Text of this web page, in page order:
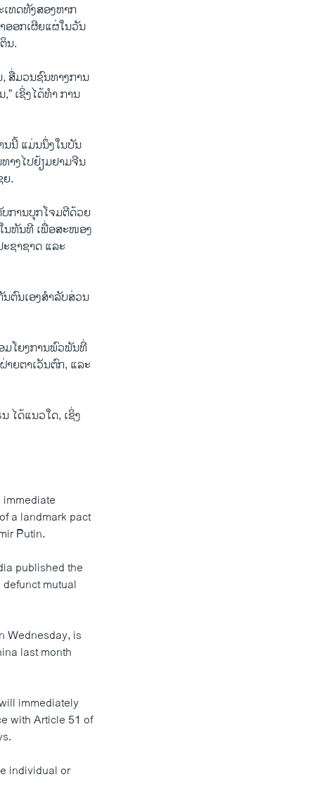
ທດທັງສອງຫາກ
ອອກເຜີຍແຜ່ໃນວັນ
ນ.
ສື່​ມວນ​ຊົນທາງການ​
ເຊິ່ງ​ໄດ້ທໍາ ການ​
ນ​ນີ້ ແມ່ນ​ນຶ່ງ​ໃນ​ບັນ​
າງໄປ​ຢ້ຽມ​ຢາມ​ຈີນ​
.
ການ​ບຸກ​ໂຈມ​ຕີ​ດ້ວຍ​
ນ​ທັນທີ​ ເພື່ອ​ສະໜອງ​
ຊາ​ຊາດ ​ແລະ​
ຕົນ​ເອງສໍາລັບ​ສ່ວນ​
ມ​ໂຍງ​ການພົວພັນທີ່
າຍ​ຕາ​ເວັນ​ຕົກ, ແລະ
ໄດ້ແນວ​ໃດ, ​ເຊິ່ງ
a landmark pact
Putin.
published the
mutual
Wednesday, is
last month
immediately
with Article 51 of
individual or